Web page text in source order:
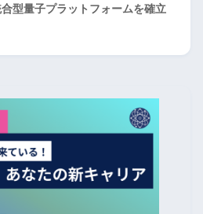
合型量子プラットフォームを確立